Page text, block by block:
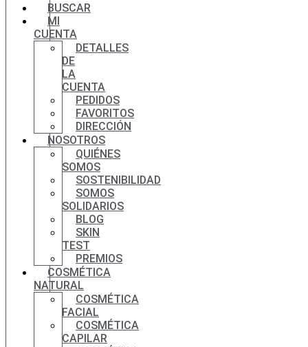
BUSCAR
MI
CUENTA
DETALLES
DE
LA
CUENTA
PEDIDOS
FAVORITOS
DIRECCIÓN
NOSOTROS
QUIÉNES
SOMOS
SOSTENIBILIDAD
SOMOS
SOLIDARIOS
BLOG
SKIN
TEST
PREMIOS
COSMÉTICA
NATURAL
COSMÉTICA
FACIAL
COSMÉTICA
CAPILAR